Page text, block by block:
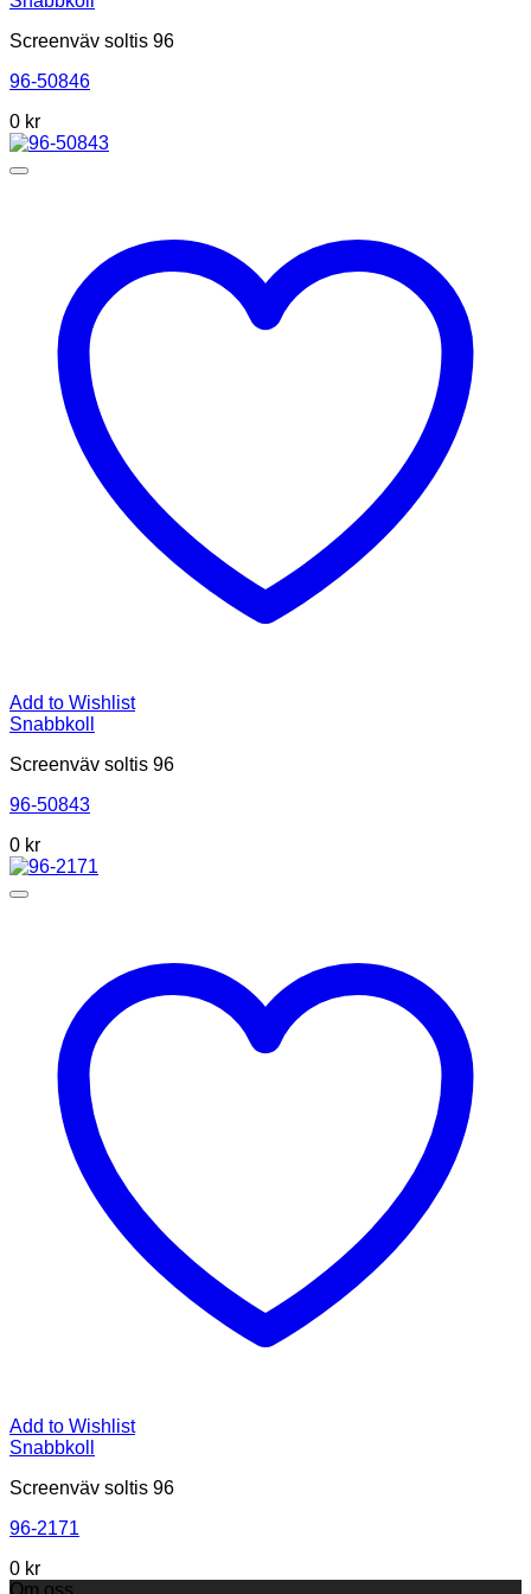
Screenväv soltis 96
96-50846
0 kr
Add to Wishlist
Snabbkoll
Screenväv soltis 96
96-50843
0 kr
Add to Wishlist
Snabbkoll
Screenväv soltis 96
96-2171
0 kr
Om oss